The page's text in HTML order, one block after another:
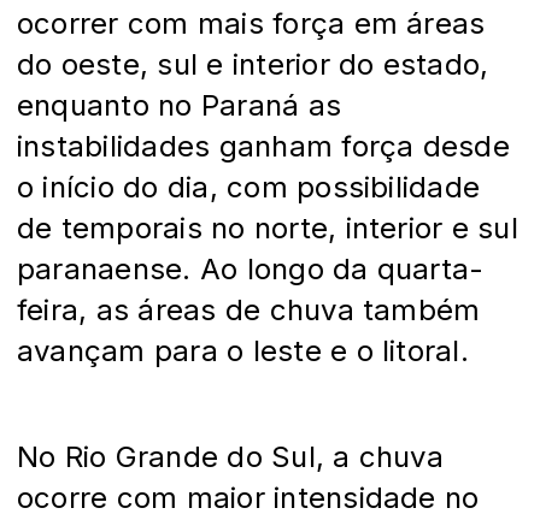
ocorrer com mais força em áreas
do oeste, sul e interior do estado,
enquanto no Paraná as
instabilidades ganham força desde
o início do dia, com possibilidade
de temporais no norte, interior e sul
paranaense. Ao longo da quarta-
feira, as áreas de chuva também
avançam para o leste e o litoral.
No Rio Grande do Sul, a chuva
ocorre com maior intensidade no